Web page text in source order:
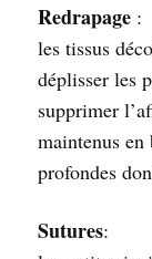
Redrapage:
les tissus
déplisser les
supprimer
maintenus
profondes
Sutures: